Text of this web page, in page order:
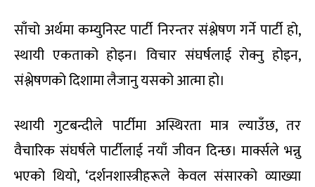
साँचो अर्थमा कम्युनिस्ट पार्टी निरन्तर संश्लेषण गर्ने पार्टी हो,
स्थायी एकताको होइन। विचार संघर्षलाई रोक्नु होइन,
संश्लेषणको दिशामा लैजानु यसको आत्मा हो।
स्थायी गुटबन्दीले पार्टीमा अस्थिरता मात्र ल्याउँछ, तर
वैचारिक संघर्षले पार्टीलाई नयाँ जीवन दिन्छ। मार्क्सले भन्नु
भएको थियो, ‘दर्शनशास्त्रीहरूले केवल संसारको व्याख्या